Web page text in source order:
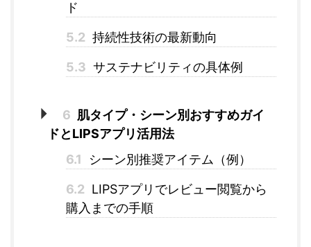
ド
5.2 持続性技術の最新動向
5.3 サステナビリティの具体例
6 肌タイプ・シーン別おすすめガイ
ドとLIPSアプリ活用法
6.1
シーン別推奨アイテム（例）
6.2 LIPSアプリでレビュー閲覧から
購入までの手順